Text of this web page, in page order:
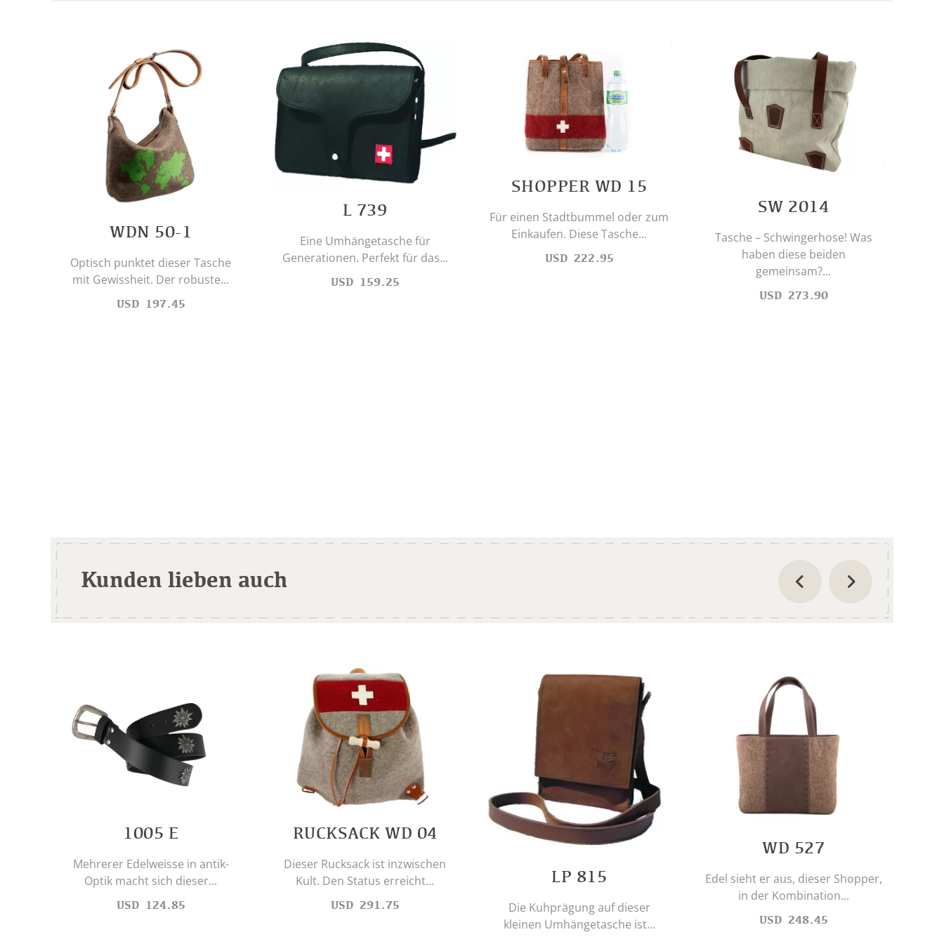
WDN 50-1
Optisch punktet dieser Tasche
mit Gewissheit. Der robuste...
USD 197.45
L 739
Eine Umhängetasche für
Generationen. Perfekt für das...
USD 159.25
SHOPPER WD 15
Für einen Stadtbummel oder zum
Einkaufen. Diese Tasche...
USD 222.95
SW 2014
Tasche – Schwingerhose! Was
haben diese beiden
gemeinsam?...
USD 273.90
Kunden lieben auch
1005 E
Mehrerer Edelweisse in antik-
Optik macht sich dieser...
USD 124.85
RUCKSACK WD 04
Dieser Rucksack ist inzwischen
Kult. Den Status erreicht...
USD 291.75
LP 815
Die Kuhprägung auf dieser
kleinen Umhängetasche ist...
WD 527
Edel sieht er aus, dieser Shopper,
in der Kombination...
USD 248.45